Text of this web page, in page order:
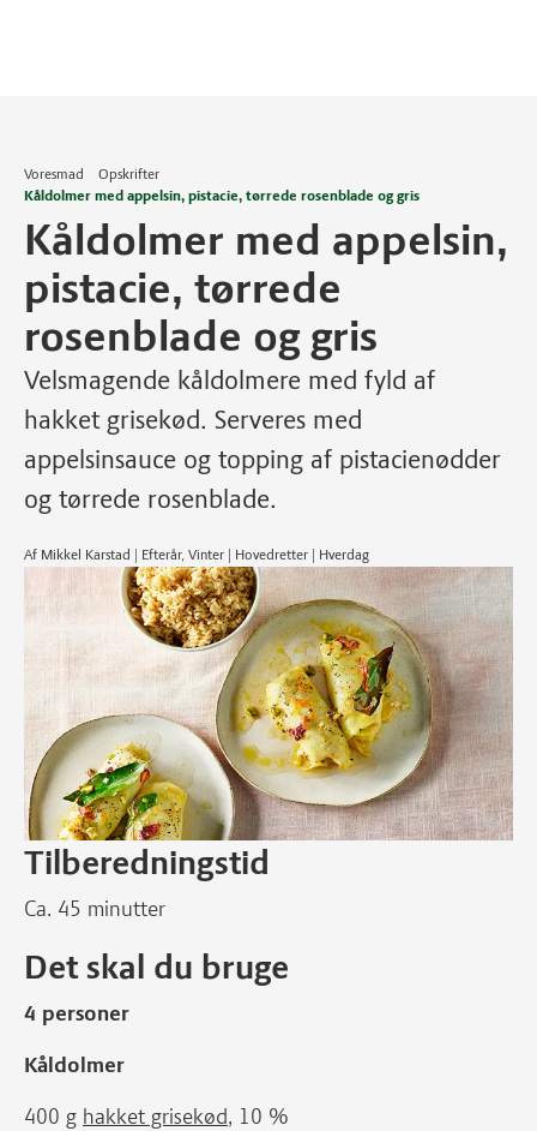
Voresmad
Opskrifter
Kåldolmer med appelsin, pistacie, tørrede rosenblade og gris
Kåldolmer med appelsin,
pistacie, tørrede
rosenblade og gris
Velsmagende kåldolmere med fyld af
hakket grisekød. Serveres med
appelsinsauce og topping af pistacienødder
og tørrede rosenblade.
Af Mikkel Karstad | Efterår, Vinter | Hovedretter | Hverdag
Tilberedningstid
Ca. 45 minutter
Det skal du bruge
4 personer
Kåldolmer
400 g hakket grisekød, 10 %